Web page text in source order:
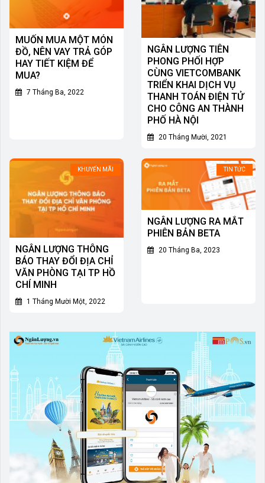
MUỐN MUA MỘT MÓN
ĐỒ, NÊN VAY TRẢ GÓP
HAY TIẾT KIỆM ĐỂ
MUA?
7 Tháng Ba, 2022
NGÂN LƯỢNG TIÊN
PHONG PHỐI HỢP
CÙNG VIETCOMBANK
TRIỂN KHAI DỊCH VỤ
THANH TOÁN ĐIỆN TỬ
CHO CÔNG AN THÀNH
PHỐ HÀ NỘI
20 Tháng Mười, 2021
KHUYẾN MÃI
NGÂN LƯỢNG THÔNG
BÁO THAY ĐỔI ĐỊA CHỈ
VĂN PHÒNG TẠI TP HỒ
CHÍ MINH
1 Tháng Mười Một, 2022
TIN TỨC
NGÂN LƯỢNG RA MẮT
PHIÊN BẢN BETA
20 Tháng Ba, 2023